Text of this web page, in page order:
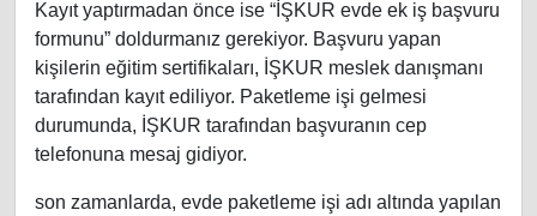
Kayıt yaptırmadan önce ise “İŞKUR evde ek iş başvuru
formunu” doldurmanız gerekiyor. Başvuru yapan
kişilerin eğitim sertifikaları, İŞKUR meslek danışmanı
tarafından kayıt ediliyor. Paketleme işi gelmesi
durumunda, İŞKUR tarafından başvuranın cep
telefonuna mesaj gidiyor.
son zamanlarda, evde paketleme işi adı altında yapılan